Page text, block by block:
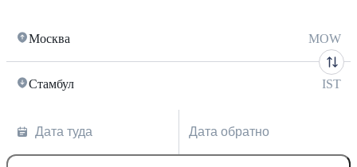
Москва MOW
Стамбул IST
Дата туда Дата обратно